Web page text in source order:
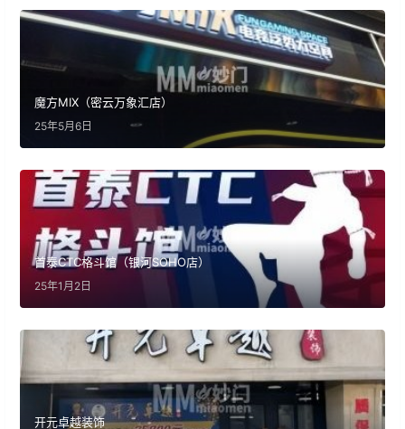
魔方MIX（密云万象汇店）
25年5月6日
首泰CTC格斗馆（银河SOHO店）
25年1月2日
开元卓越装饰